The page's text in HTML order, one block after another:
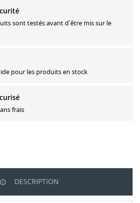
sont testés avant d'être mis sur le
pour les produits en stock
frais
DESCRIPTION